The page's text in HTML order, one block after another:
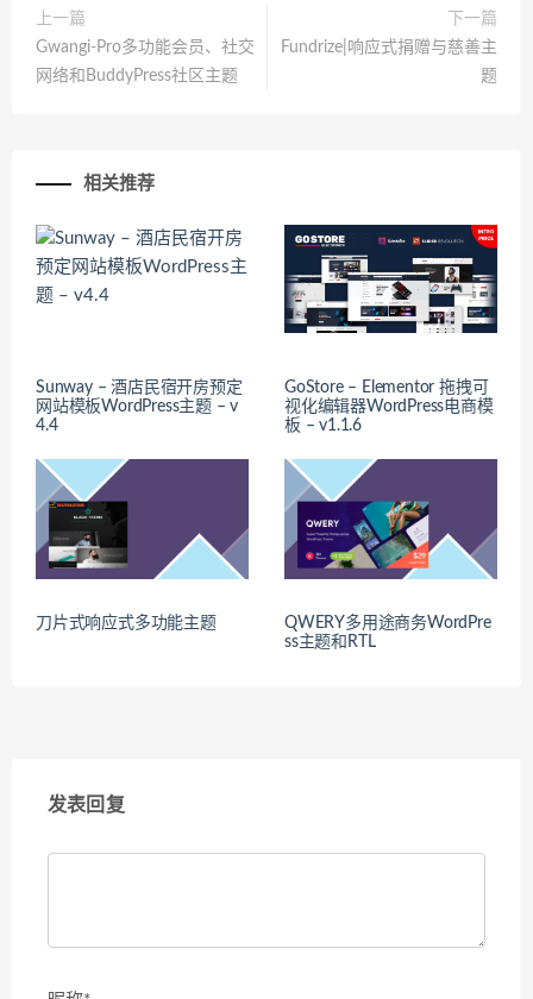
上一篇
Gwangi-Pro多功能会员、社交
网络和BuddyPress社区主题
下一篇
Fundrize|响应式捐赠与慈善主
题
相关推荐
Sunway – 酒店民宿开房预定
网站模板WordPress主题 – v
4.4
GoStore – Elementor 拖拽可
视化编辑器WordPress电商模
板 – v1.1.6
刀片式响应式多功能主题
QWERY多用途商务WordPre
ss主题和RTL
发表回复